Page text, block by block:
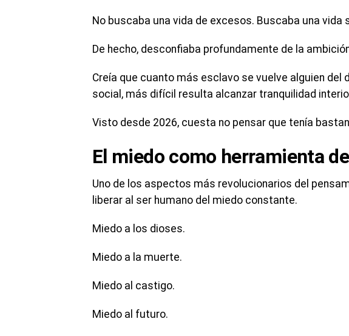
No buscaba una vida de excesos. Buscaba una vida
De hecho, desconfiaba profundamente de la
Creía que cuanto más esclavo se vuelve alguien del
social, más difícil resulta alcanzar tranquilidad
Visto desde 2026, cuesta no pensar que tenía
El miedo como herramienta
Uno de los aspectos más revolucionarios del
liberar al ser humano del miedo constante.
Miedo a los dioses.
Miedo a la muerte.
Miedo al castigo.
Miedo al futuro.